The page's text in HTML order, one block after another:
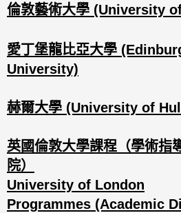
倫敦藝術大學 (University
愛丁堡龍比亞大學
University)
赫爾大學 (University of
英國倫敦大學課程（學術指
院）
University of London
Programmes (Academic